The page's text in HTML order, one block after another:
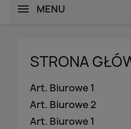
MENU
STRONA
Art. Biurowe 1
Art. Biurowe 2
Art. Biurowe 1